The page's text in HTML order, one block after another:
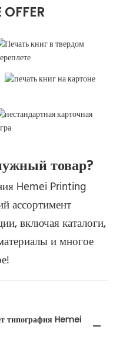
товар?
Hemei Printing
ассортимент
включая каталоги,
и многое
типография Hemei